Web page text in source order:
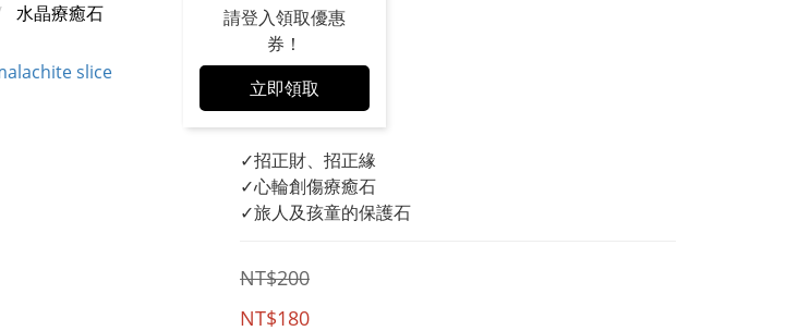
請登入領取優惠
券！
立即領取
水晶療癒石
孔雀石切片
✓招正財、招正緣
✓心輪創傷療癒石
✓旅人及孩童的保護石
NT$200
NT$180